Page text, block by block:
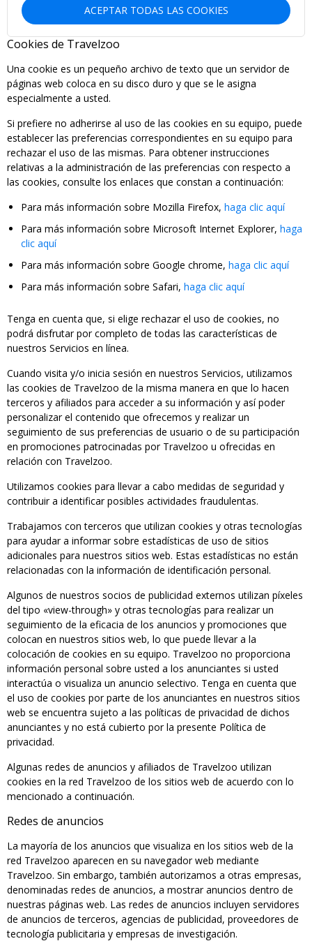
ACEPTAR TODAS LAS COOKIES
Cookies de Travelzoo
Una cookie es un pequeño archivo de texto que un servidor de
páginas web coloca en su disco duro y que se le asigna
especialmente a usted.
Si prefiere no adherirse al uso de las cookies en su equipo, puede
establecer las preferencias correspondientes en su equipo para
rechazar el uso de las mismas. Para obtener instrucciones
relativas a la administración de las preferencias con respecto a
las cookies, consulte los enlaces que constan a continuación:
Para más información sobre Mozilla Firefox, haga clic aquí
Para más información sobre Microsoft Internet Explorer, haga
clic aquí
Para más información sobre Google chrome, haga clic aquí
Para más información sobre Safari, haga clic aquí
Tenga en cuenta que, si elige rechazar el uso de cookies, no
podrá disfrutar por completo de todas las características de
nuestros Servicios en línea.
Cuando visita y/o inicia sesión en nuestros Servicios, utilizamos
las cookies de Travelzoo de la misma manera en que lo hacen
terceros y afiliados para acceder a su información y así poder
personalizar el contenido que ofrecemos y realizar un
seguimiento de sus preferencias de usuario o de su participación
en promociones patrocinadas por Travelzoo u ofrecidas en
relación con Travelzoo.
Utilizamos cookies para llevar a cabo medidas de seguridad y
contribuir a identificar posibles actividades fraudulentas.
Trabajamos con terceros que utilizan cookies y otras tecnologías
para ayudar a informar sobre estadísticas de uso de sitios
adicionales para nuestros sitios web. Estas estadísticas no están
relacionadas con la información de identificación personal.
Algunos de nuestros socios de publicidad externos utilizan píxeles
del tipo «view-through» y otras tecnologías para realizar un
seguimiento de la eficacia de los anuncios y promociones que
colocan en nuestros sitios web, lo que puede llevar a la
colocación de cookies en su equipo. Travelzoo no proporciona
información personal sobre usted a los anunciantes si usted
interactúa o visualiza un anuncio selectivo. Tenga en cuenta que
el uso de cookies por parte de los anunciantes en nuestros sitios
web se encuentra sujeto a las políticas de privacidad de dichos
anunciantes y no está cubierto por la presente Política de
privacidad.
Algunas redes de anuncios y afiliados de Travelzoo utilizan
cookies en la red Travelzoo de los sitios web de acuerdo con lo
mencionado a continuación.
Redes de anuncios
La mayoría de los anuncios que visualiza en los sitios web de la
red Travelzoo aparecen en su navegador web mediante
Travelzoo. Sin embargo, también autorizamos a otras empresas,
denominadas redes de anuncios, a mostrar anuncios dentro de
nuestras páginas web. Las redes de anuncios incluyen servidores
de anuncios de terceros, agencias de publicidad, proveedores de
tecnología publicitaria y empresas de investigación.